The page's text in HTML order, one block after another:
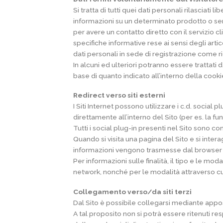
Si tratta di tutti quei dati personali rilasciati
informazioni su un determinato prodotto o
per avere un contatto diretto con il servizio
specifiche informative rese ai sensi degli
dati personali in sede di registrazione come
In alcuni ed ulteriori potranno essere trattati
base di quanto indicato all’interno della
Redirect verso siti esterni
I Siti Internet possono utilizzare i c.d. social
direttamente all’interno del Sito (per es. la
Tutti i social plug-in presenti nel Sito sono
Quando si visita una pagina del Sito e si
informazioni vengono trasmesse dal
Per informazioni sulle finalità, il tipo e le
network, nonché per le modalità attraverso
Collegamento verso/da siti terzi
Dal Sito è possibile collegarsi mediante
A tal proposito non si potrà essere ritenuti